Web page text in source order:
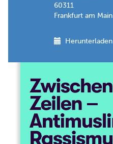
60311
Frankfurt am Main
Herunterladen